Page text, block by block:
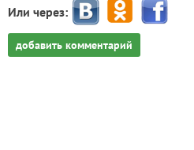
Или через:
добавить комментарий